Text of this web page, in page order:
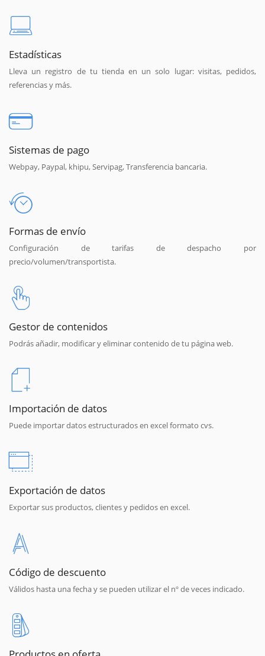
Estadísticas
Lleva un registro de tu tienda en un solo lugar: visitas, pedidos,
referencias y más.
Sistemas de pago
Webpay, Paypal, khipu, Servipag, Transferencia bancaria.
Formas de envío
Configuración de tarifas de despacho por
precio/volumen/transportista.
Gestor de contenidos
Podrás añadir, modificar y eliminar contenido de tu página web.
Importación de datos
Puede importar datos estructurados en excel formato cvs.
Exportación de datos
Exportar sus productos, clientes y pedidos en excel.
Código de descuento
Válidos hasta una fecha y se pueden utilizar el nº de veces indicado.